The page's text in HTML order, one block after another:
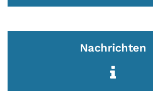
Nachrichten